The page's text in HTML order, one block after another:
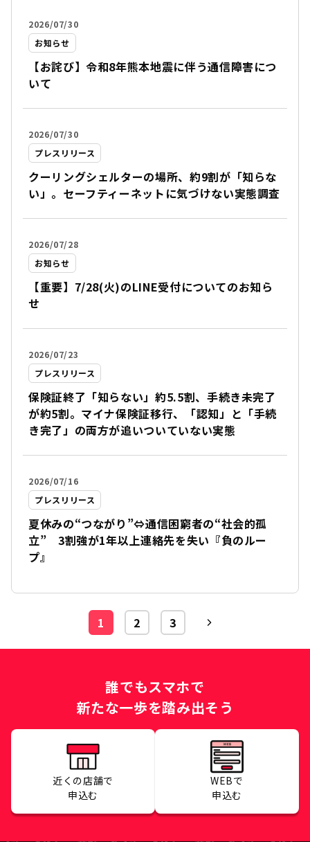
2026/07/30
お知らせ
【お詫び】令和8年熊本地震に伴う通信障害につ
いて
2026/07/30
プレスリリース
クーリングシェルターの場所、約9割が「知らな
い」。セーフティーネットに気づけない実態調査
2026/07/28
お知らせ
【重要】7/28(火)のLINE受付についてのお知ら
せ
2026/07/23
プレスリリース
保険証終了「知らない」約5.5割、手続き未完了
が約5割。マイナ保険証移行、「認知」と「手続
き完了」の両方が追いついていない実態
2026/07/16
プレスリリース
夏休みの“つながり”⇔通信困窮者の“社会的孤
立” 3割強が1年以上連絡先を失い『負のルー
プ』
1 2 3
誰でもスマホで
新たな一歩を踏み出そう
近くの店舗で
申込む
WEBで
申込む